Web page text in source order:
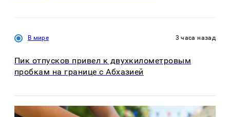
В мире 3 часа назад
Пик отпусков привел к двухкилометровым
пробкам на границе с Абхазией